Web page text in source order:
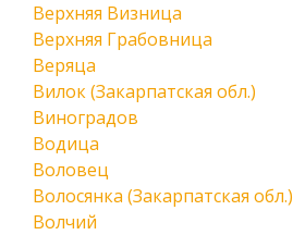
Верхняя Визница
Верхняя Грабовница
Веряца
Вилок (Закарпатская обл.)
Виноградов
Водица
Воловец
Волосянка (Закарпатская обл.)
Волчий